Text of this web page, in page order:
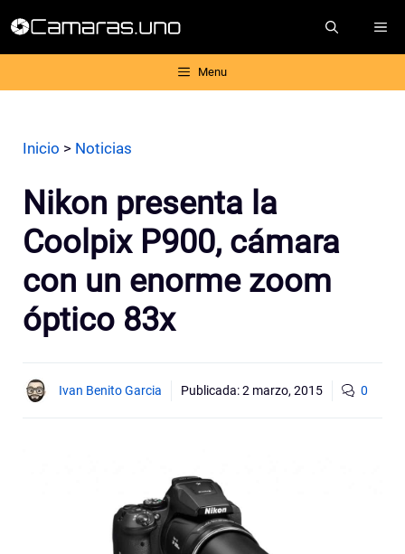
Menu
Inicio > Noticias
Nikon presenta la
Coolpix P900, cámara
con un enorme zoom
óptico 83x
Ivan Benito Garcia Publicada:2 marzo, 2015 0